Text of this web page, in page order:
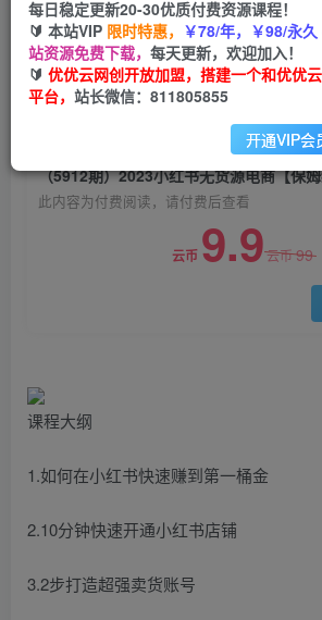
从0到日入300】爆单3W
优优云网创
2年前发布
此内容为付费阅读，请付费后查看
云币 9.9云币99
课程大纲
1.如何在小红书快速赚到第一桶金
2.10分钟快速开通小红书店铺
3.2步打造超强卖货账号
每日稳定更新20-30优质付费资源课程！
🔰 本站VIP 限时特惠， ￥78/年，￥98/永久
站资源免费下载， 每天更新，欢迎加入！
🔰 优优云网创开放加盟，搭建一个和优优
平台， 站长微信：811805855
开通VIP会